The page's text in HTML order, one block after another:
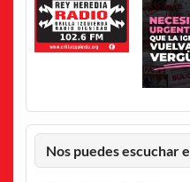
Nos puedes escuchar